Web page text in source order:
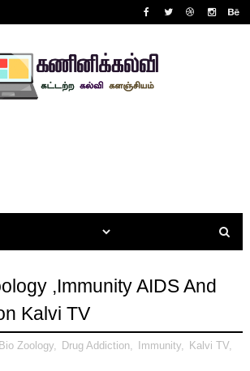
,Immunity AIDS And
Kalvi TV
Bio Zoology, Drug Addiction, Immunity, Kalvi TV,